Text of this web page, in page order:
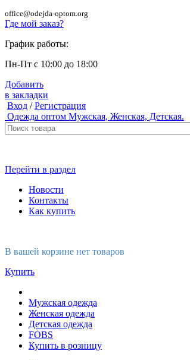
office@odejda-optom.org
Где мой заказ?
График работы:
Пн-Пт с 10:00 до 18:00
Добавить
в закладки
Вход /Регистрация
Одежда оптом Мужская, Женская, Детская.
Перейти в раздел
Новости
Контакты
Как купить
В вашей корзине нет товаров
Купить
Мужская одежда
Женская одежда
Детская одежда
FOBS
Купить в розницу